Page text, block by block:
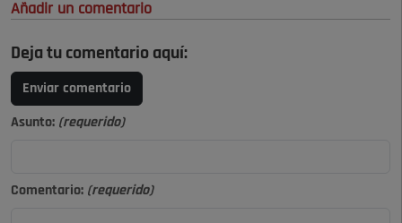
Añadir un comentario
Deja tu comentario aquí:
Enviar comentario
Asunto: (requerido)
Comentario: (requerido)